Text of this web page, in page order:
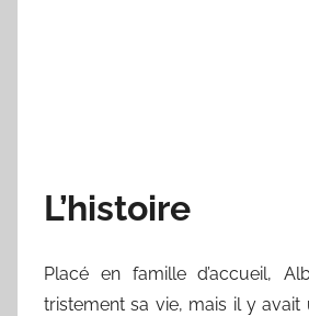
L’histoire
Placé en famille d’accueil,
tristement sa vie, mais il y avait